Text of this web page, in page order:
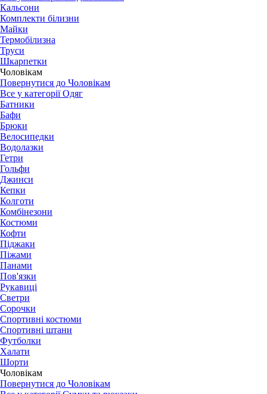
Кальсони
Комплекти білизни
Майки
Термобілизна
Труси
Шкарпетки
Чоловікам
Повернутися до Чоловікам
Все у категорії Одяг
Батники
Бафи
Брюки
Велосипедки
Водолазки
Гетри
Гольфи
Джинси
Кепки
Колготи
Комбінезони
Костюми
Кофти
Піджаки
Піжами
Панами
Пов'язки
Рукавиці
Светри
Сорочки
Спортивні костюми
Спортивні штани
Футболки
Халати
Шорти
Чоловікам
Повернутися до Чоловікам